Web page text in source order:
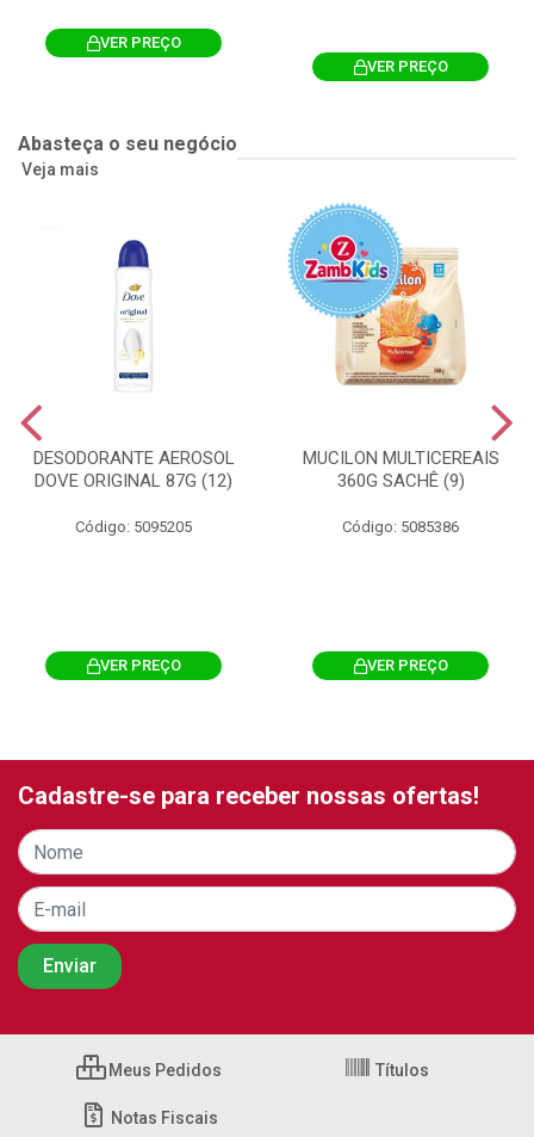
VER PREÇO
VER PREÇO
Abasteça o seu negócio
Veja mais
DESODORANTE AEROSOL
DOVE ORIGINAL 87G (12)
Código: 5095205
VER PREÇO
MUCILON MULTICEREAIS
360G SACHÊ (9)
Código: 5085386
VER PREÇO
Cadastre-se para receber nossas ofertas!
Meus Pedidos Títulos
Notas Fiscais